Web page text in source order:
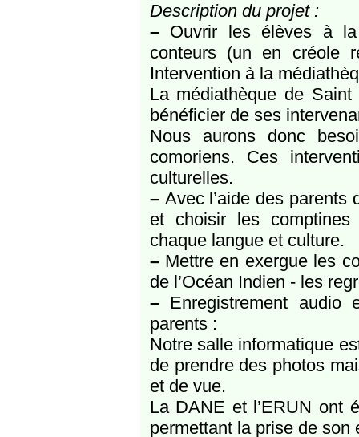
Description du projet :
–Ouvrir les élèves à la
conteurs (un en créole
Intervention à la
La médiathèque de
bénéficier de ses
Nous aurons donc
comoriens. Ces
culturelles.
–Avec l’aide des parents
et choisir les
chaque langue et culture.
–Mettre en exergue les
de l’Océan Indien - les
–Enregistrement audio
parents :
Notre salle informatique
de prendre des photos
et de vue.
La DANE et l’ERUN ont
permettant la prise de son